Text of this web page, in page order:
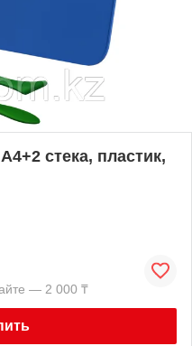
стека, пластик,
— 2 000 ₸